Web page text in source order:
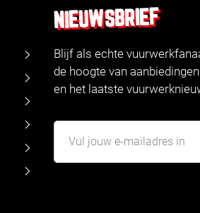
NIEUWSBRIEF
Blijf als echte
de hoogte van
en het laatste